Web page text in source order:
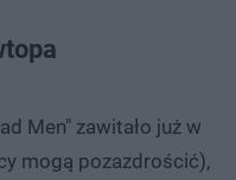
Men" zawitało już w
mogą pozazdrościć),